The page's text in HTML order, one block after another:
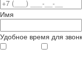
Имя
Удобное время для